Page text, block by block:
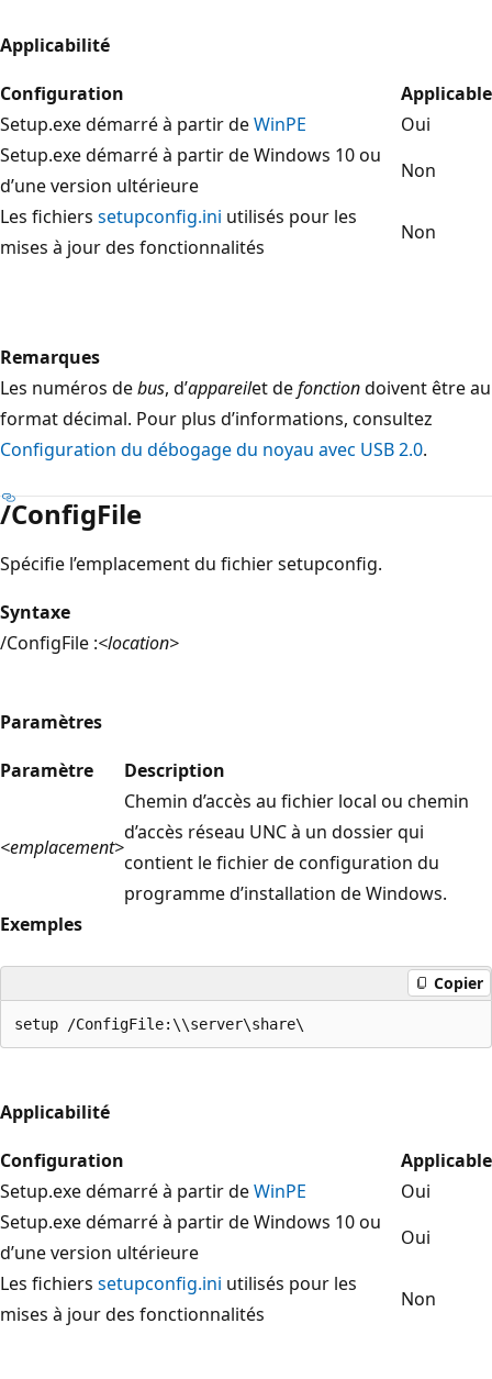
Applicabilité
Configuration
Applicable
Setup.exe démarré à partir deWinPE
Oui
Setup.exe démarré à partir de Windows 10 ou
d’une version ultérieure
Non
Les fichiers setupconfig.ini utilisés pour les
mises à jour des fonctionnalités
Non
Remarques
Les numéros debus, d’appareilet defonctiondoivent être au
format décimal. Pour plus d’informations, consultez
Configuration du débogage du noyau avec USB 2.0.
/ConfigFile
Spécifie l’emplacement du fichier setupconfig.
Syntaxe
/ConfigFile :<location>
Paramètres
Paramètre
Description
<emplacement>
Chemin d’accès au fichier local ou chemin
d’accès réseau UNC à un dossier qui
contient le fichier de configuration du
programme d’installation de Windows.
Exemples
Copier
Applicabilité
Configuration
Applicable
Setup.exe démarré à partir deWinPE
Oui
Setup.exe démarré à partir de Windows 10 ou
d’une version ultérieure
Oui
Les fichiers setupconfig.ini utilisés pour les
mises à jour des fonctionnalités
Non